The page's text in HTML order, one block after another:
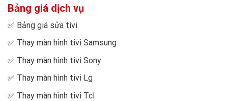
Bảng giá dịch vụ
✅ Bảng giá sửa tivi
✅ Thay màn hình tivi Samsung
✅ Thay màn hình tivi Sony
✅ Thay màn hình tivi Lg
✅ Thay màn hình tivi Tcl